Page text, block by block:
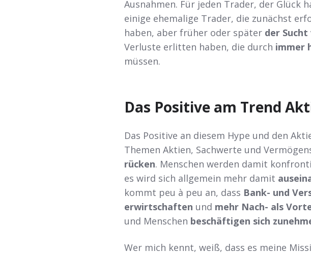
Ausnahmen. Für jeden Trader, der Glück
einige ehemalige Trader, die zunächst
haben, aber früher oder später der
Verluste erlitten haben, die durch immer
müssen.
Das Positive am Trend
Das Positive an diesem Hype und den
Themen Aktien, Sachwerte und
rücken. Menschen werden damit
es wird sich allgemein mehr damit
kommt peu à peu an, dass Bank- und
erwirtschaften und mehr Nach- als
und Menschen beschäftigen sich
Wer mich kennt, weiß, dass es meine